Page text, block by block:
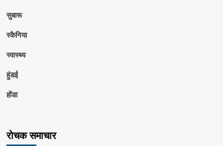
सुबारू
स्कैनिया
स्वास्थ्य
हुंडई
होंडा
रोचक समाचार